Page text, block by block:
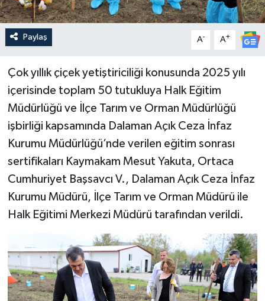
Paylaş A- A+
Çok yıllık çiçek yetiştiriciliği konusunda 2025 yılı
içerisinde toplam 50 tutukluya Halk Eğitim
Müdürlüğü ve İlçe Tarım ve Orman Müdürlüğü
işbirliği kapsamında Dalaman Açık Ceza İnfaz
Kurumu Müdürlüğü’nde verilen eğitim sonrası
sertifikaları Kaymakam Mesut Yakuta, Ortaca
Cumhuriyet Başsavcı V., Dalaman Açık Ceza İnfaz
Kurumu Müdürü, İlçe Tarım ve Orman Müdürü ile
Halk Eğitimi Merkezi Müdürü tarafından verildi.
Spor